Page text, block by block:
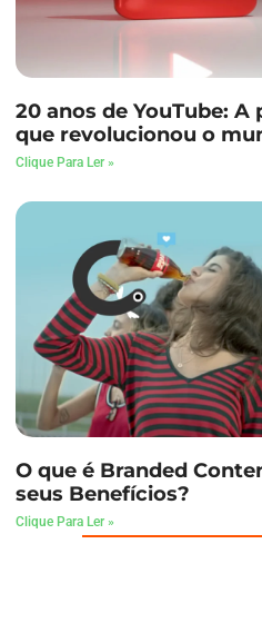
20 anos de YouTube:
que revolucionou o
Clique Para Ler »
O que é Branded
seus Benefícios?
Clique Para Ler »